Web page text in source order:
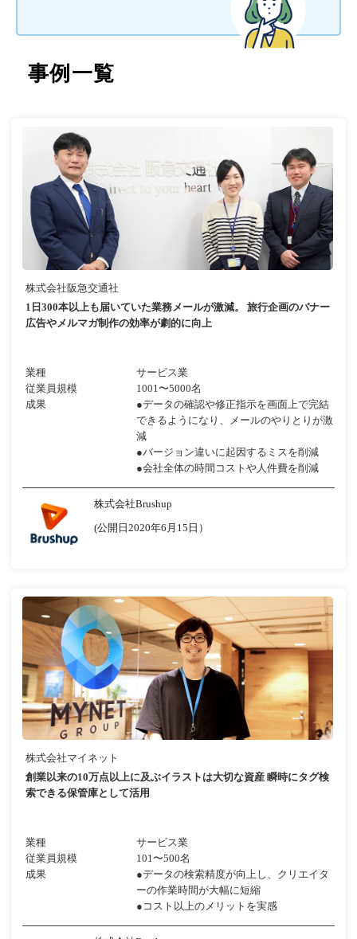
事例一覧
株式会社阪急交通社
1日300本以上も届いていた業務メールが激減。 旅行企画のバナー
広告やメルマガ制作の効率が劇的に向上
業種
サービス業
従業員規模
1001〜5000名
成果
●データの確認や修正指示を画面上で完結
できるようになり、メールのやりとりが激
減
●バージョン違いに起因するミスを削減
●会社全体の時間コストや人件費を削減
株式会社Brushup
(公開日2020年6月15日）
株式会社マイネット
創業以来の10万点以上に及ぶイラストは大切な資産 瞬時にタグ検
索できる保管庫として活用
業種
サービス業
従業員規模
101〜500名
成果
●データの検索精度が向上し、クリエイタ
ーの作業時間が大幅に短縮
●コスト以上のメリットを実感